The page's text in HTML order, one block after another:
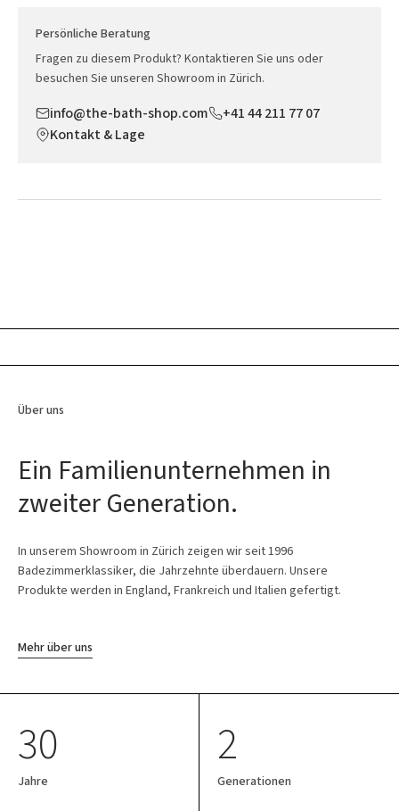
Persönliche Beratung
Fragen zu diesem Produkt? Kontaktieren Sie uns oder
besuchen Sie unseren Showroom in Zürich.
info@the-bath-shop.com
+41 44 211 77 07
Kontakt & Lage
Über uns
Ein Familienunternehmen in
zweiter Generation.
In unserem Showroom in Zürich zeigen wir seit 1996
Badezimmerklassiker, die Jahrzehnte überdauern. Unsere
Produkte werden in England, Frankreich und Italien gefertigt.
Mehr über uns
30
Jahre
2
Generationen